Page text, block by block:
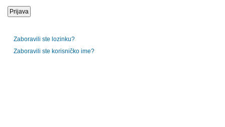
Zaboravili ste lozinku?
Zaboravili ste korisničko ime?